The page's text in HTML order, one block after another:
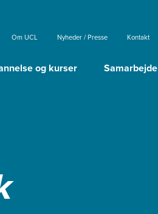
Om UCL Nyheder / Presse Kontakt
og kurser Samarbejde